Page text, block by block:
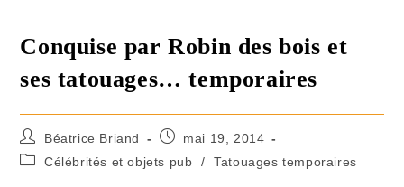
Conquise par Robin des bois et
ses tatouages… temporaires
Béatrice Briand
mai 19, 2014
Célébrités et objets pub
/ Tatouages temporaires